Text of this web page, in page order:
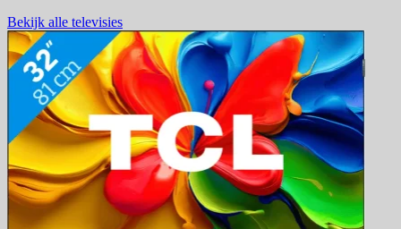
Bekijk alle televisies